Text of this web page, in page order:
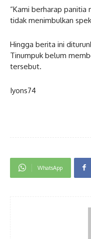
“Kami berharap
tidak menimbulkan
Hingga berita ini
Tinumpuk belum
tersebut.
Iyons74
WhatsApp